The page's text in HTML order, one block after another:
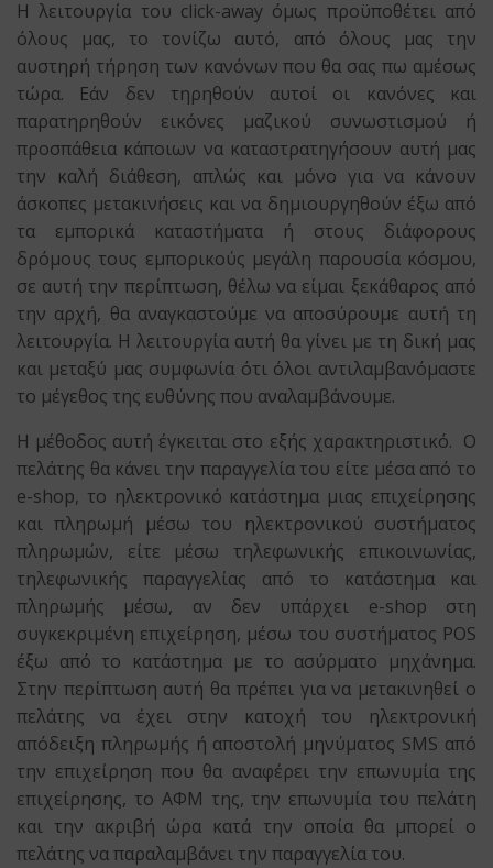
Η λειτουργία του click-away όμως προϋποθέτει από
όλους μας, το τονίζω αυτό, από όλους μας την
αυστηρή τήρηση των κανόνων που θα σας πω αμέσως
τώρα. Εάν δεν τηρηθούν αυτοί οι κανόνες και
παρατηρηθούν εικόνες μαζικού συνωστισμού ή
προσπάθεια κάποιων να καταστρατηγήσουν αυτή μας
την καλή διάθεση, απλώς και μόνο για να κάνουν
άσκοπες μετακινήσεις και να δημιουργηθούν έξω από
τα εμπορικά καταστήματα ή στους διάφορους
δρόμους τους εμπορικούς μεγάλη παρουσία κόσμου,
σε αυτή την περίπτωση, θέλω να είμαι ξεκάθαρος από
την αρχή, θα αναγκαστούμε να αποσύρουμε αυτή τη
λειτουργία. Η λειτουργία αυτή θα γίνει με τη δική μας
και μεταξύ μας συμφωνία ότι όλοι αντιλαμβανόμαστε
το μέγεθος της ευθύνης που αναλαμβάνουμε.
Η μέθοδος αυτή έγκειται στο εξής χαρακτηριστικό. Ο
πελάτης θα κάνει την παραγγελία του είτε μέσα από το
e-shop, το ηλεκτρονικό κατάστημα μιας επιχείρησης
και πληρωμή μέσω του ηλεκτρονικού συστήματος
πληρωμών, είτε μέσω τηλεφωνικής επικοινωνίας,
τηλεφωνικής παραγγελίας από το κατάστημα και
πληρωμής μέσω, αν δεν υπάρχει e-shop στη
συγκεκριμένη επιχείρηση, μέσω του συστήματος POS
έξω από το κατάστημα με το ασύρματο μηχάνημα.
Στην περίπτωση αυτή θα πρέπει για να μετακινηθεί ο
πελάτης να έχει στην κατοχή του ηλεκτρονική
απόδειξη πληρωμής ή αποστολή μηνύματος SMS από
την επιχείρηση που θα αναφέρει την επωνυμία της
επιχείρησης, το ΑΦΜ της, την επωνυμία του πελάτη
και την ακριβή ώρα κατά την οποία θα μπορεί ο
πελάτης να παραλαμβάνει την παραγγελία του.